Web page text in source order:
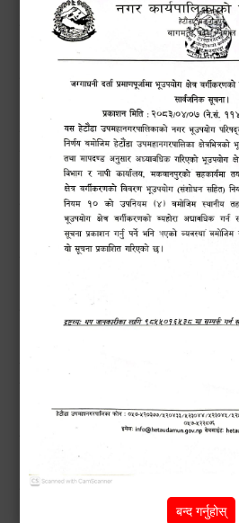
सडक किनारमा फुलेका फूलले बढायो
उपमहानगर परिसरमा साता व्यापी
खोला तथा किनारमा सवारी साधन धुन
हेटौंडा उपमहानगरपालिकाको विपद्
मनसुनजन्य विपद्‍बाट सतर्कता अपनाउने
हेटौंडाका चराहरु (Birds of Hetauda)
बन्द गर्नुहोस्